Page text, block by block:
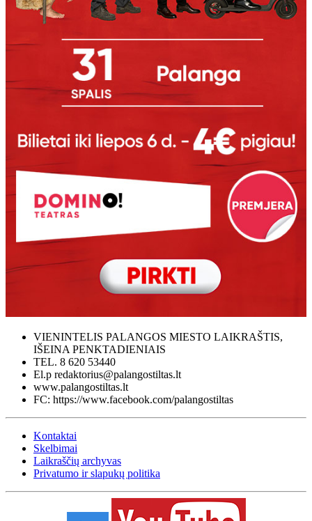
VIENINTELIS PALANGOS MIESTO LAIKRAŠTIS,
IŠEINA PENKTADIENIAIS
TEL. 8 620 53440
El.p redaktorius@palangostiltas.lt
www.palangostiltas.lt
FC: https://www.facebook.com/palangostiltas
Kontaktai
Skelbimai
Laikraščių archyvas
Privatumo ir slapukų politika